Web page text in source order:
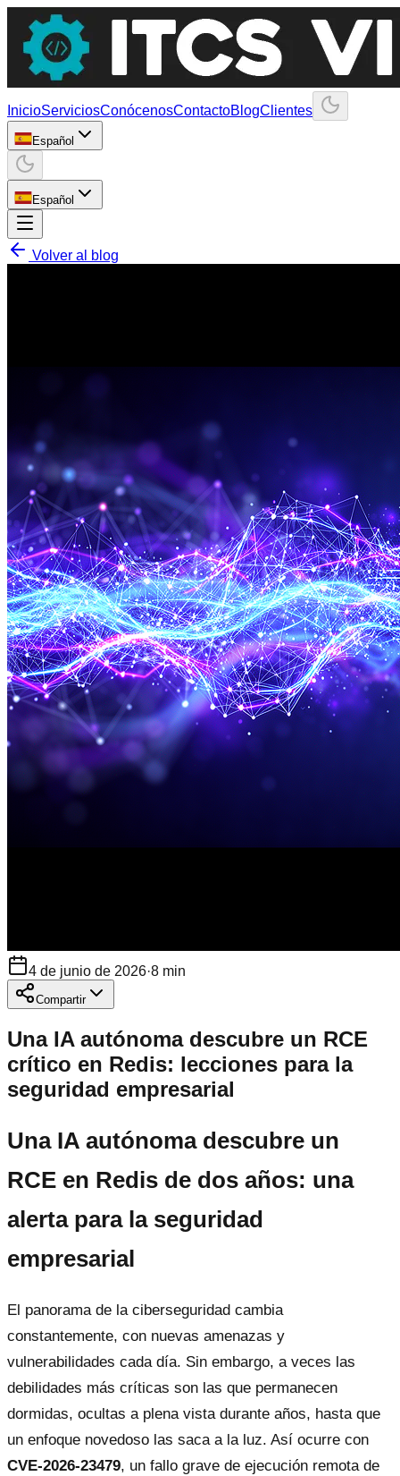
InicioServiciosConócenosContactoBlogClientes
Español
Español
Volver al blog
4 de junio de 2026·8 min
Compartir
Una IA autónoma descubre un RCE
crítico en Redis: lecciones para la
seguridad empresarial
Una IA autónoma descubre un
RCE en Redis de dos años: una
alerta para la seguridad
empresarial
El panorama de la ciberseguridad cambia
constantemente, con nuevas amenazas y
vulnerabilidades cada día. Sin embargo, a veces las
debilidades más críticas son las que permanecen
dormidas, ocultas a plena vista durante años, hasta que
un enfoque novedoso las saca a la luz. Así ocurre con
CVE-2026-23479, un fallo grave de ejecución remota de